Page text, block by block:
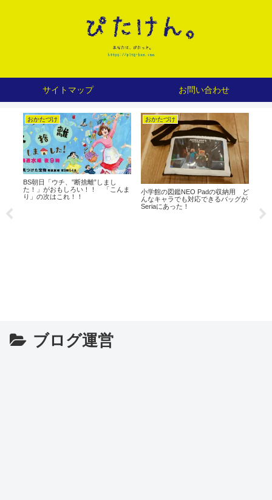
サイトマップ お問い合わせ
おかたづけ
BS朝日「ウチ、”断捨離”しまし
た！」がおもしろい！！ 「こんま
り」の次はこれ！！
おかたづけ
小学館の図鑑NEO Padの収納用 ど
んなキャラでも対応できるバッグが
Seriaにあった！
ブログ運営